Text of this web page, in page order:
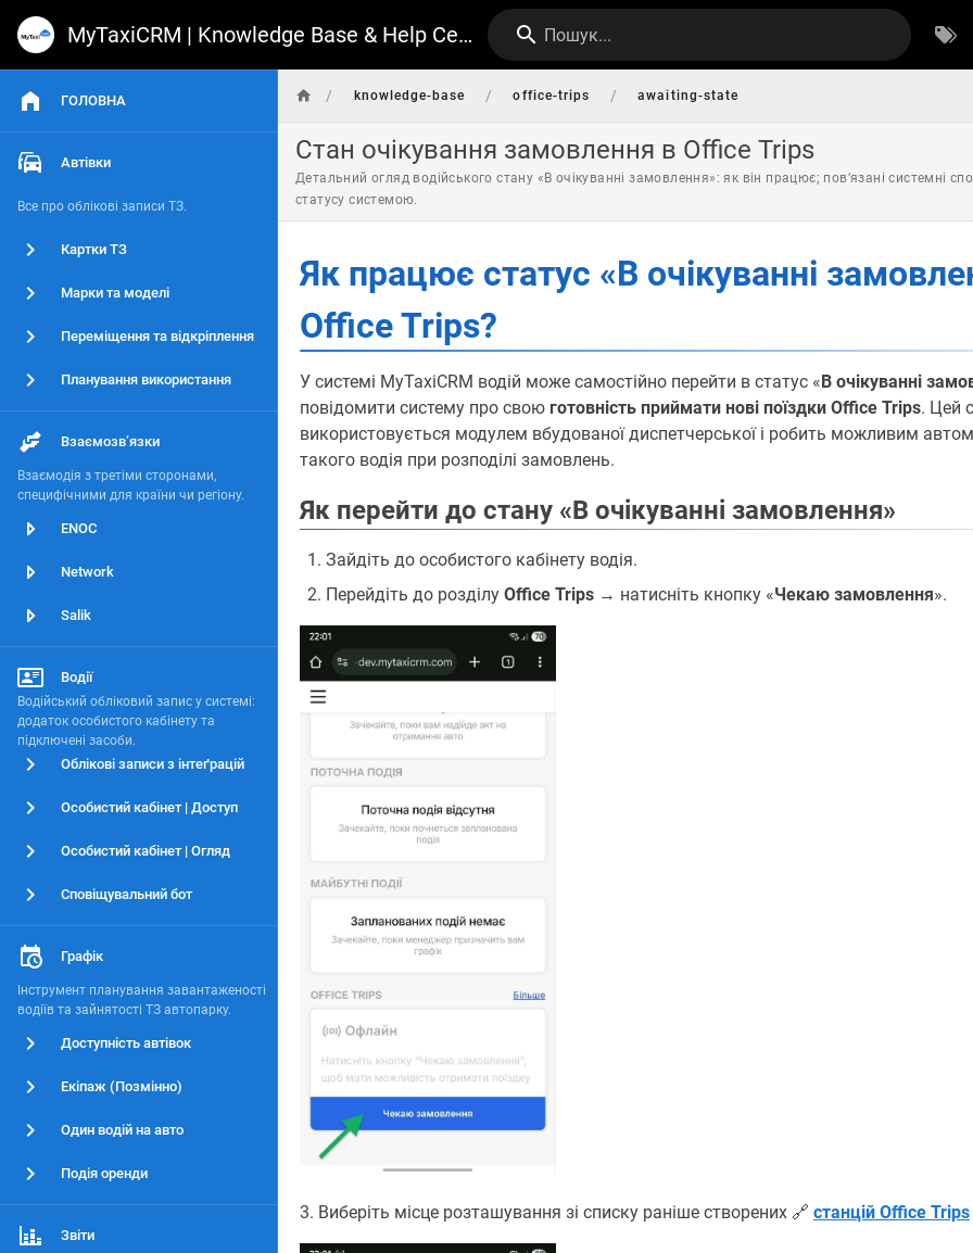
MyTaxiCRM | Knowledge Base & Help Center Пошук...
ГОЛОВНА
Автівки
Все про облікові записи ТЗ.
Картки ТЗ
Марки та моделі
Переміщення та відкріплення
Планування використання
Взаємозвʼязки
Взаємодія з третіми сторонами,
специфічними для країни чи регіону.
ENOC
Network
Salik
Водії
Водійський обліковий запис у системі:
додаток особистого кабінету та
підключені засоби.
Облікові записи з інтеґрацій
Особистий кабінет | Доступ
Особистий кабінет | Огляд
Сповіщувальний бот
Графік
Інструмент планування завантаженості
водіїв та зайнятості ТЗ автопарку.
Доступність автівок
Екіпаж (Позмінно)
Один водій на авто
Подія оренди
Звіти
/ knowledge-base / office-trips / awaiting-state
Стан очікування замовлення в Office Trips
Детальний огляд водійського стану «В очікуванні замовлення»: як він працює; повʼязані системні
статусу системою.
Як працює статус «В очікуванні
Office Trips?
У системі MyTaxiCRM водій може самостійно перейти в статус «В очікуванні
повідомити систему про свою готовність приймати нові поїздки Office Trips. Цей
використовується модулем вбудованої диспетчерської і робить можливим
такого водія при розподілі замовлень.
Як перейти до стану «В очікуванні замовлення»
Зайдіть до особистого кабінету водія.
Перейдіть до розділу Office Trips → натисніть кнопку «Чекаю замовлення».
3. Виберіть місце розташування зі списку раніше створених 🔗 станцій Office Trips